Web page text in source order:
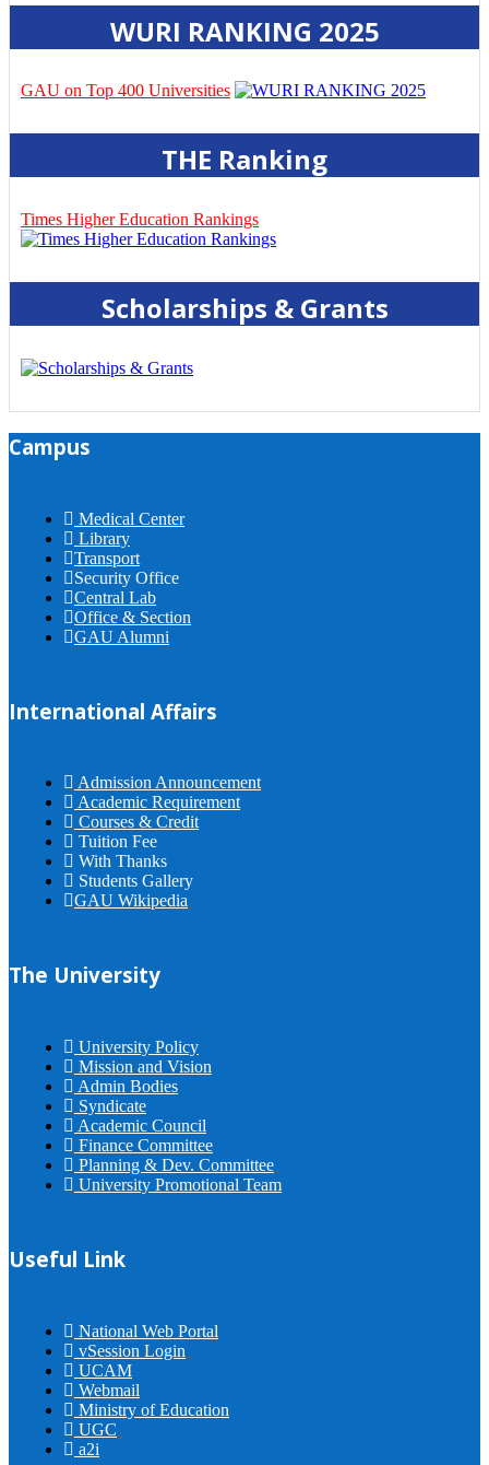
WURI RANKING 2025
GAU on Top 400 Universities
THE Ranking
Times Higher Education Rankings
Scholarships & Grants
Campus
Medical Center
Library
Transport
Security Office
Central Lab
Office & Section
GAU Alumni
International Affairs
Admission Announcement
Academic Requirement
Courses & Credit
Tuition Fee
With Thanks
Students Gallery
GAU Wikipedia
The University
University Policy
Mission and Vision
Admin Bodies
Syndicate
Academic Council
Finance Committee
Planning & Dev. Committee
University Promotional Team
Useful Link
National Web Portal
vSession Login
UCAM
Webmail
Ministry of Education
UGC
a2i